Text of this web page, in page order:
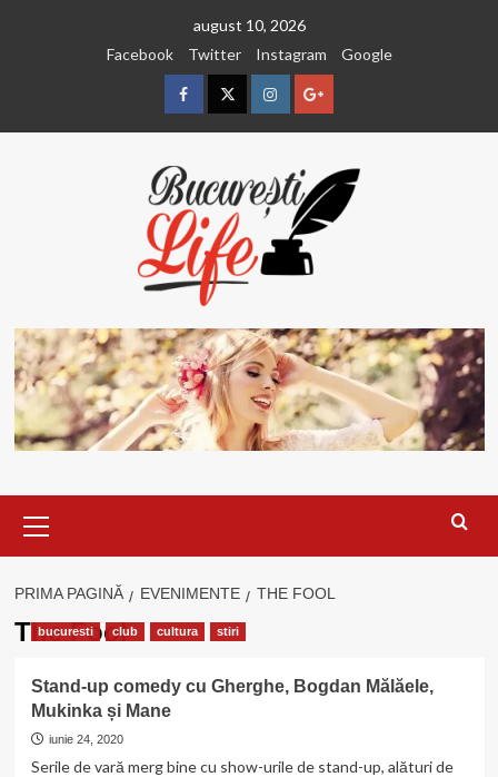
august 10, 2026
Facebook
Twitter Instagram Google
FacebookTwitterInstagramGoogle
principal
PRIMA PAGINĂ EVENIMENTE THE FOOL
The Fool
bucuresti club cultura stiri
Stand-up comedy cu Gherghe, Bogdan Mălăele,
Mukinka și Mane
iunie 24, 2020
Serile de vară merg bine cu show-urile de stand-up, alături de